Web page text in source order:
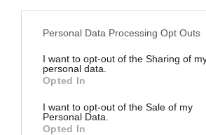
Please note that this website/app uses
not limited to your visit or usage
grant or deny consent to Google and its
use your data for below specified
consent section.
Personal Data Processing Opt Outs
I want to opt-out of the Sharing of
personal data.
Opted In
I want to opt-out of the Sale of my
Personal Data.
Opted In